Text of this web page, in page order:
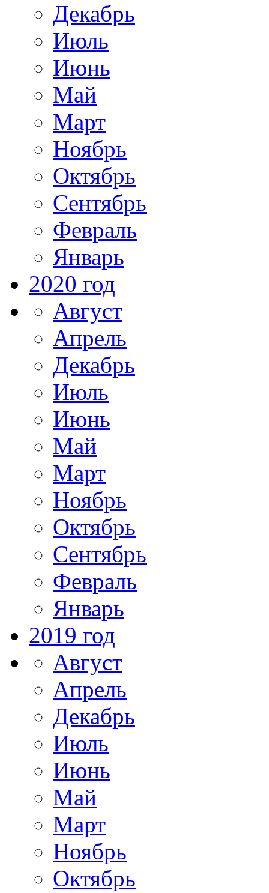
Декабрь
Июль
Июнь
Май
Март
Ноябрь
Октябрь
Сентябрь
Февраль
Январь
2020 год
Август
Апрель
Декабрь
Июль
Июнь
Май
Март
Ноябрь
Октябрь
Сентябрь
Февраль
Январь
2019 год
Август
Апрель
Декабрь
Июль
Июнь
Май
Март
Ноябрь
Октябрь